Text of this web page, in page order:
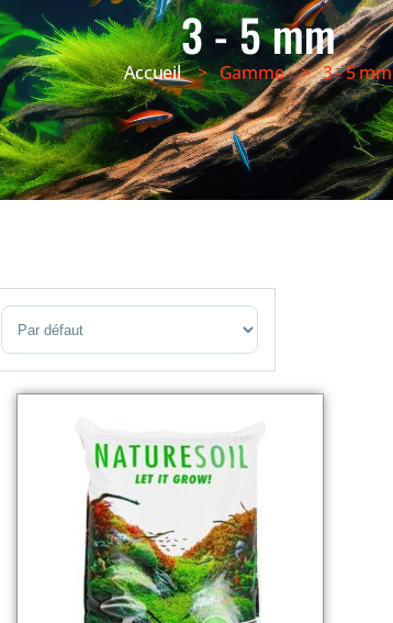
3 - 5 mm
Accueil> Gamme > 3 - 5 mm
Sort Products